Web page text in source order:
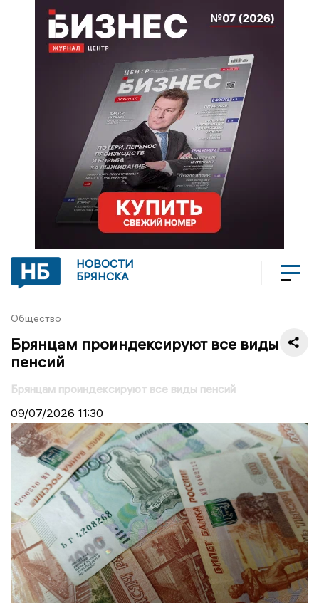
НОВОСТИ
БРЯНСКА
Общество
Брянцам проиндексируют все виды
пенсий
Брянцам проиндексируют все виды пенсий
09/07/2026 11:30